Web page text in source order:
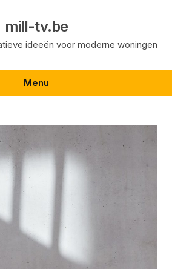
mill-tv.be
ideeën voor moderne woningen
Menu